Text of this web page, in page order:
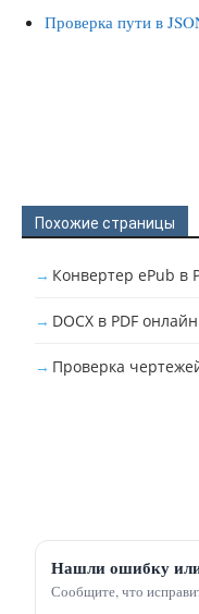
Проверка пути в
Похожие страницы
Конвертер ePub в
DOCX в PDF онлайн
Проверка
Нашли ошибку или
Сообщите, что